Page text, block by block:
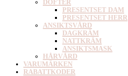
DOFTER
PRESENTSET DAM
PRESENTSET HERR
ANSIKTSVÅRD
DAGKRÄM
NATTKRÄM
ANSIKTSMASK
HÅRVÅRD
VARUMÄRKEN
RABATTKODER